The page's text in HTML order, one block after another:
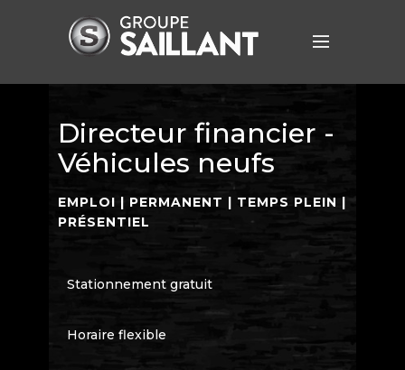
Directeur financier -
Véhicules neufs
EMPLOI | PERMANENT | TEMPS PLEIN |
PRÉSENTIEL
Stationnement gratuit
Horaire flexible